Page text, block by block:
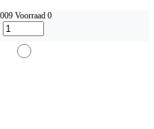
Voorraad 0